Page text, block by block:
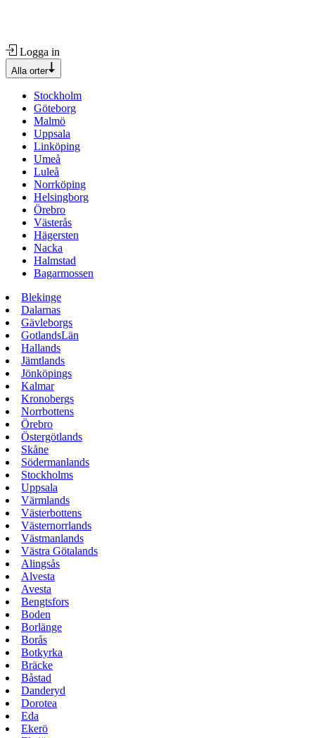
Logga in
Alla orter
Stockholm
Göteborg
Malmö
Uppsala
Linköping
Umeå
Luleå
Norrköping
Helsingborg
Örebro
Västerås
Hägersten
Nacka
Halmstad
Bagarmossen
Blekinge
Dalarnas
Gävleborgs
GotlandsLän
Hallands
Jämtlands
Jönköpings
Kalmar
Kronobergs
Norrbottens
Örebro
Östergötlands
Skåne
Södermanlands
Stockholms
Uppsala
Värmlands
Västerbottens
Västernorrlands
Västmanlands
Västra Götalands
Alingsås
Alvesta
Avesta
Bengtsfors
Boden
Borlänge
Borås
Botkyrka
Bräcke
Båstad
Danderyd
Dorotea
Eda
Ekerö